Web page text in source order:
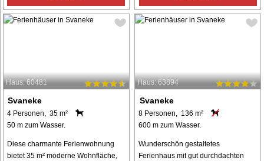
Haus: 60481
Svaneke
4 Personen, 35 m²
50 m zum Wasser.
Diese charmante Ferienwohnung
bietet 35 m² moderne Wohnfläche,
Haus: 63894
Svaneke
8 Personen, 136 m²
600 m zum Wasser.
Wunderschön gestaltetes
Ferienhaus mit gut durchdachten